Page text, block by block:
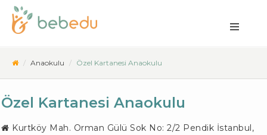
Anaokulu Özel Kartanesi Anaokulu
Özel Kartanesi Anaokulu
Kurtköy Mah. Orman Gülü Sok No: 2/2 Pendik İstanbul,